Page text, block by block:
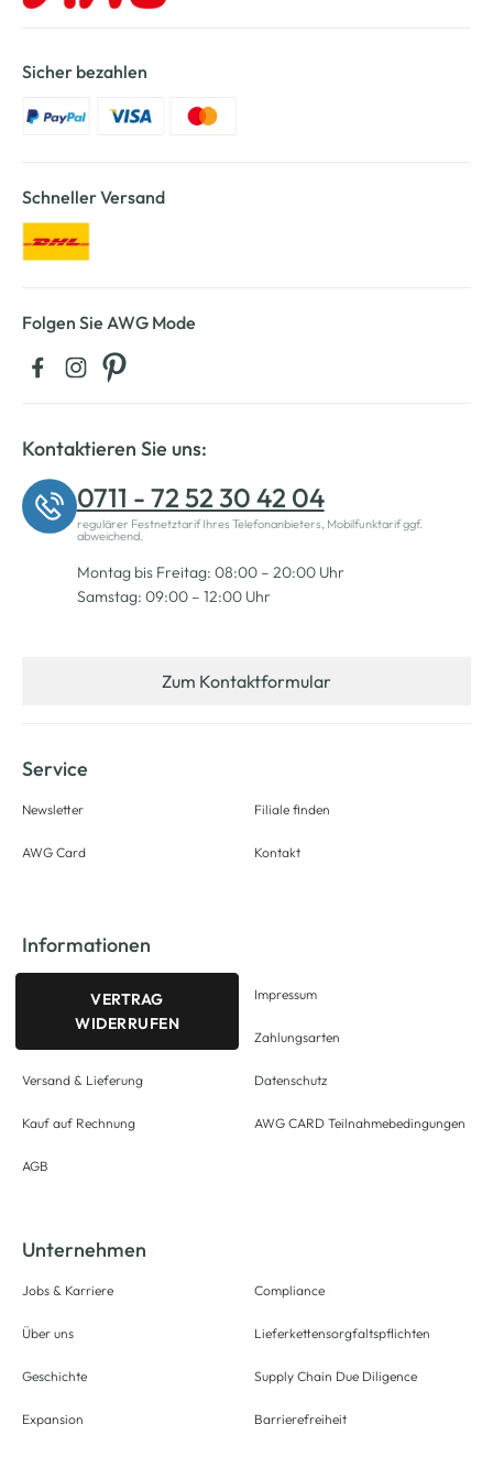
Sicher bezahlen
Schneller Versand
Folgen Sie AWG Mode
Kontaktieren Sie uns:
0711 - 72 52 30 42 04
regulärer Festnetztarif Ihres Telefonanbieters, Mobilfunktarif ggf.
abweichend.
Montag bis Freitag: 08:00 – 20:00 Uhr
Samstag: 09:00 – 12:00 Uhr
Zum Kontaktformular
Service
Newsletter
AWG Card
Filiale finden
Kontakt
Informationen
VERTRAG
WIDERRUFEN
Versand & Lieferung
Kauf auf Rechnung
AGB
Impressum
Zahlungsarten
Datenschutz
AWG CARD Teilnahmebedingungen
Unternehmen
Jobs & Karriere
Über uns
Geschichte
Expansion
Compliance
Lieferkettensorgfaltspflichten
Supply Chain Due Diligence
Barrierefreiheit